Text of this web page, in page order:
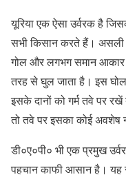
यूरिया एक ऐसा उर्वरक है
सभी किसान करते हैं। असली
गोल और लगभग समान आकार
तरह से घुल जाता है। इस
इसके दानों को गर्म तवे पर
तो तवे पर इसका कोई अवशेष
डी०ए०पी० भी एक प्रमुख
पहचान काफी आसान है। यह